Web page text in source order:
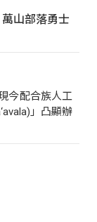
萬山部落勇士
今配合族人工
」凸顯辦